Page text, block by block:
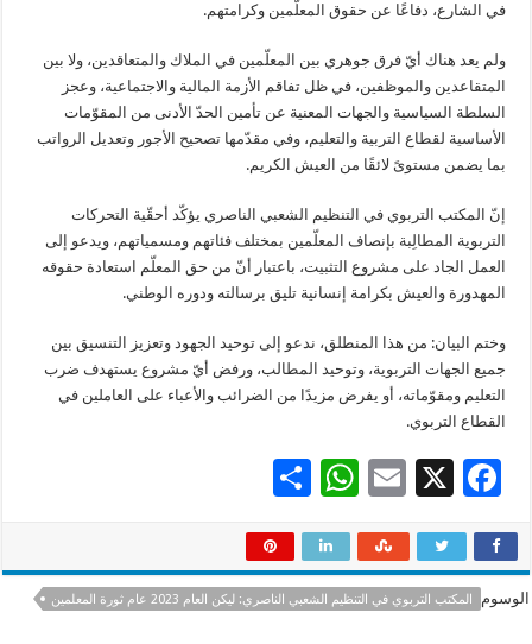
في الشارع، دفاعًا عن حقوق المعلّمين وكرامتهم.
ولم يعد هناك أيّ فرق جوهري بين المعلّمين في الملاك والمتعاقدين، ولا بين
المتقاعدين والموظفين، في ظل تفاقم الأزمة المالية والاجتماعية، وعجز
السلطة السياسية والجهات المعنية عن تأمين الحدّ الأدنى من المقوّمات
الأساسية لقطاع التربية والتعليم، وفي مقدّمها تصحيح الأجور وتعديل الرواتب
بما يضمن مستوىً لائقًا من العيش الكريم.
إنّ المكتب التربوي في التنظيم الشعبي الناصري يؤكّد أحقّية التحركات
التربوية المطالِبة بإنصاف المعلّمين بمختلف فئاتهم ومسمياتهم، ويدعو إلى
العمل الجاد على مشروع التثبيت، باعتبار أنّ من حق المعلّم استعادة حقوقه
المهدورة والعيش بكرامة إنسانية تليق برسالته ودوره الوطني.
وختم البيان: من هذا المنطلق، ندعو إلى توحيد الجهود وتعزيز التنسيق بين
جميع الجهات التربوية، وتوحيد المطالب، ورفض أيّ مشروع يستهدف ضرب
التعليم ومقوّماته، أو يفرض مزيدًا من الضرائب والأعباء على العاملين في
القطاع التربوي.
F
e
b
X
E
ai
l
W
at
sA
ar
e
الوسوم المكتب التربوي في التنظيم الشعبي الناصري: ليكن العام 2023 عام ثورة المعلمين